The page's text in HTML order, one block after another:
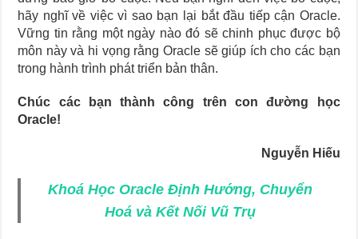
hãy nghĩ về việc vì sao bạn lại bắt đầu tiếp cận Oracle.
Vững tin rằng một ngày nào đó sẽ chinh phục được bộ
môn này và hi vọng rằng Oracle sẽ giúp ích cho các bạn
trong hành trình phát triển bản thân.
Chúc các bạn thành công trên con đường học
Oracle!
Nguyễn Hiếu
Khoá Học Oracle Định Hướng, Chuyển
Hoá và Kết Nối Vũ Trụ